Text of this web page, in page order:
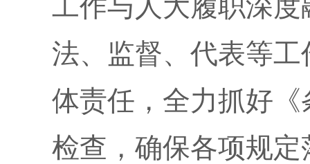
工作与人大履职深
法、监督、代表等
体责任，全力抓好
检查，确保各项规